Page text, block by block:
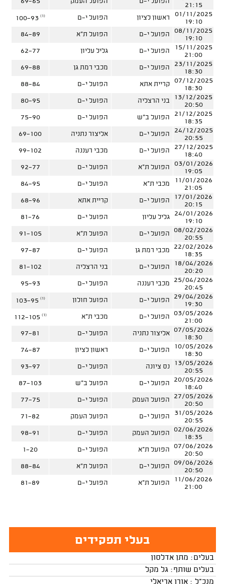
21:15
01/11/2025
19:10
ראשון לציון הפועל י-ם 100-93 (1)
08/11/2025
19:10
הפועל י-ם הפועל ת"א
84-89
15/11/2025
21:00
הפועל י-ם גליל עליון
62-77
23/11/2025
18:30
הפועל י-ם מכבי רמת גן
69-88
07/12/2025
18:30
קריית אתא הפועל י-ם
88-84
13/12/2025
20:50
בני הרצליה הפועל י-ם
80-95
21/12/2025
18:35
הפועל ב"ש הפועל י-ם
75-90
24/12/2025
20:55
הפועל י-ם אליצור נתניה
69-100
27/12/2025
18:40
הפועל י-ם מכבי רעננה
99-102
03/01/2026
19:05
הפועל ת"א הפועל י-ם
92-77
11/01/2026
21:05
מכבי ת"א הפועל י-ם
84-95
17/01/2026
20:15
הפועל י-ם קריית אתא
68-96
24/01/2026
19:10
גליל עליון הפועל י-ם
81-76
08/02/2026
20:55
הפועל י-ם הפועל ת"א
91-105
22/02/2026
18:35
מכבי רמת גן הפועל י-ם
97-87
18/04/2026
20:20
הפועל י-ם בני הרצליה
81-102
25/04/2026
20:45
מכבי רעננה הפועל י-ם
95-93
29/04/2026
19:30
הפועל י-ם הפועל חולון 103-95 (1)
03/05/2026
21:00
הפועל י-ם מכבי ת"א 112-105 (1)
07/05/2026
18:30
אליצור נתניה הפועל י-ם
97-81
10/05/2026
18:30
הפועל י-ם ראשון לציון
74-87
13/05/2026
20:55
נס ציונה הפועל י-ם
93-97
20/05/2026
18:40
הפועל י-ם הפועל ב"ש
87-103
27/05/2026
20:50
הפועל העמק הפועל י-ם
77-75
31/05/2026
20:55
הפועל י-ם הפועל העמק
71-82
02/06/2026
18:35
הפועל העמק הפועל י-ם
98-91
07/06/2026
20:50
הפועל ת"א הפועל י-ם
1-20
09/06/2026
20:50
הפועל י-ם הפועל ת"א
88-84
11/06/2026
21:00
הפועל ת"א הפועל י-ם 81-89
בעלי תפקידים
בעלים: מתן אדלסון
בעלים שותף: גל מקל
מנכ"ל : אורן אריאלי